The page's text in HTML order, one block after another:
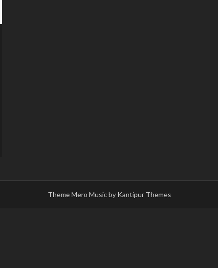
Theme Mero Music by Kantipur Themes